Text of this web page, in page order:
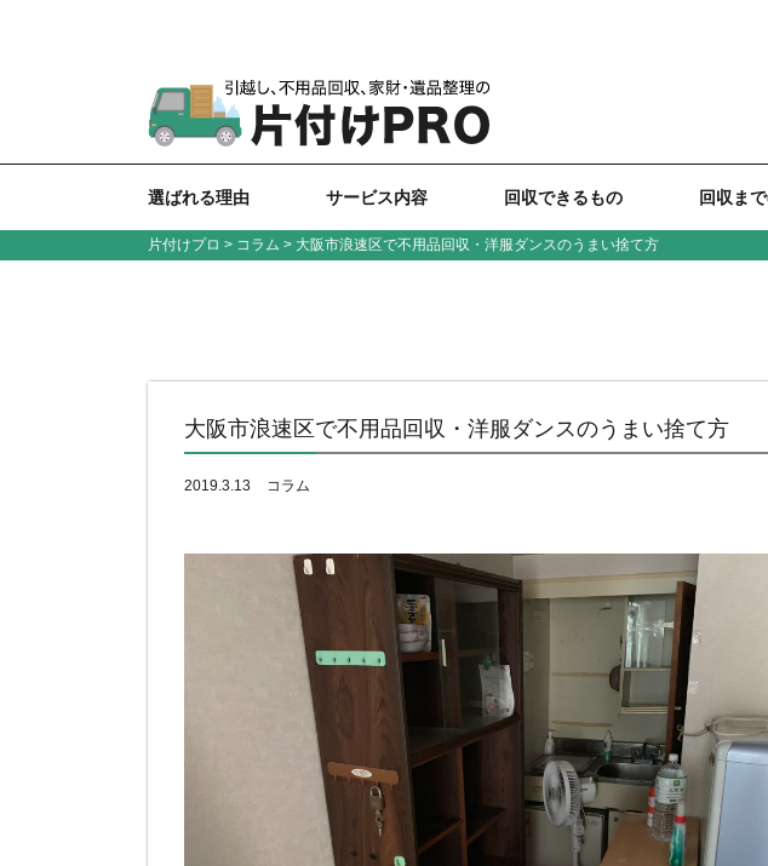
選ばれる理由 サービス内容 回収できるもの 回収ま
片付けプロ > コラム > 大阪市浪速区で不用品回収・洋服ダンスのうまい捨て方
大阪市浪速区で不用品回収・洋服ダンスのうまい捨て方
2019.3.13 コラム